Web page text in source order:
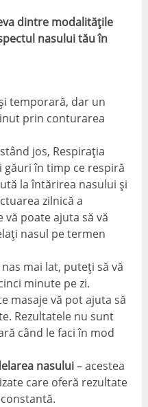
dintre modalitățile
nasului tău în
temporară, dar un
prin conturarea
jos, Respirația
găuri în timp ce respiră
la întărirea nasului și
zilnică a
poate ajuta să vă
nasul pe termen
mai lat, puteți să vă
minute pe zi.
masaje vă pot ajuta să
Rezultatele nu sunt
când le faci în mod
nasului– acestea
care oferă rezultate